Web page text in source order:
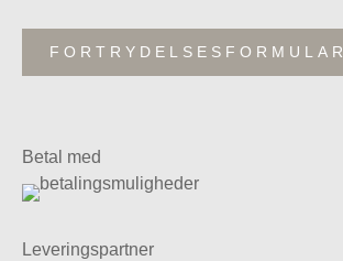
FORTRYDELSESFORMULAR
Betal med
Leveringspartner